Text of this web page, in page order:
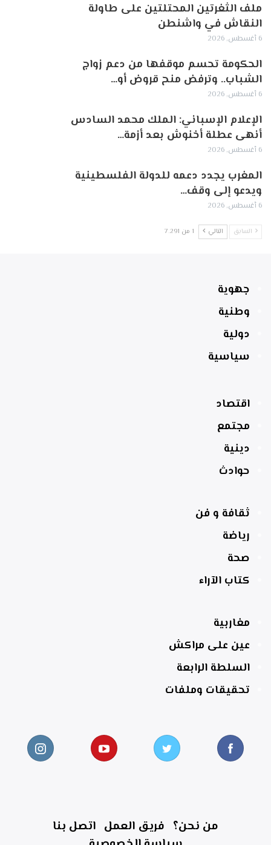
ملف الثغرتين المحتلتين على طاولة
النقاش في واشنطن
6 أغسطس, 2026
الحكومة تحسم موقفها من دعم زواج
الشباب.. وترفض منح قروض أو…
6 أغسطس, 2026
الإعلام الإسباني: الملك محمد السادس
أنهى عطلة أخنوش بعد أزمة…
6 أغسطس, 2026
المغرب يجدد دعمه للدولة الفلسطينية
ويدعو إلى وقف…
6 أغسطس, 2026
السابق التالي 1 من 7٬291
جهوية
وطنية
دولية
سياسية
اقتصاد
مجتمع
دينية
حوادث
ثقافة و فن
رياضة
صحة
كتاب الآراء
مغاربية
عين على مراكش
السلطة الرابعة
تحقيقات وملفات
من نحن؟ فريق العمل اتصل بنا